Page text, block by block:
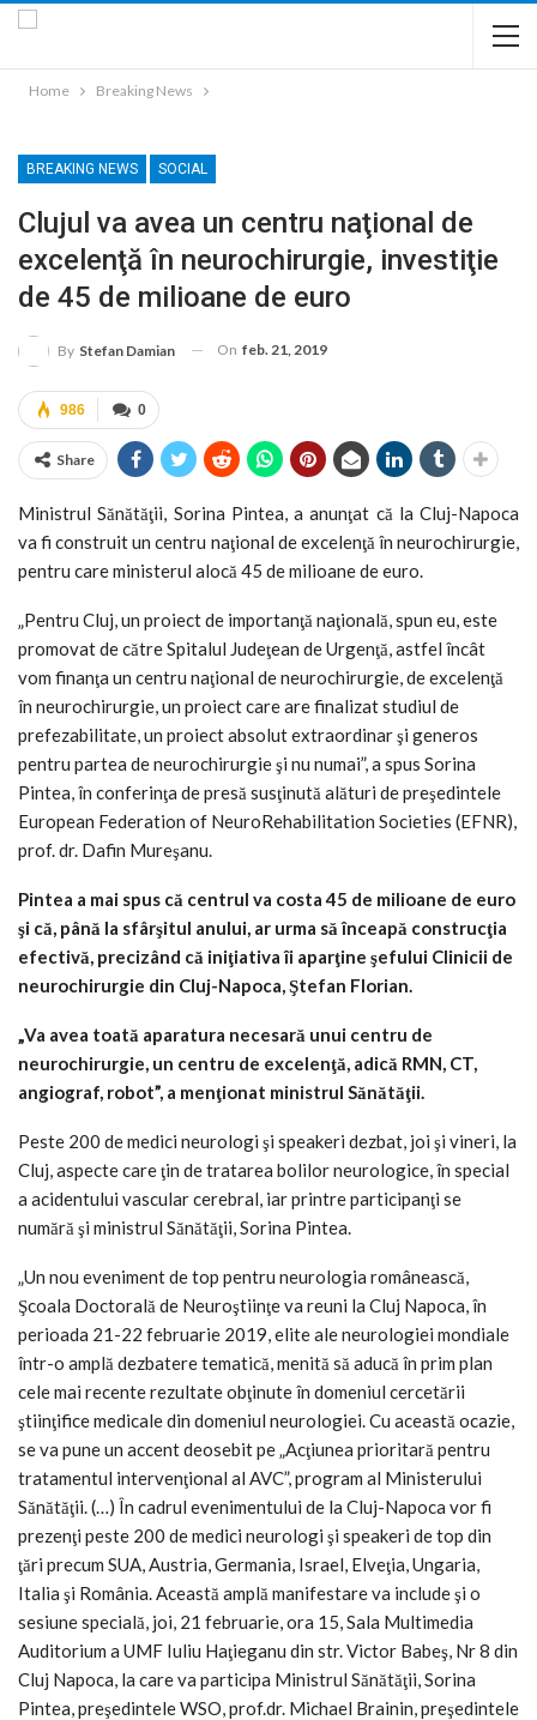
Home Breaking News
BREAKING NEWS SOCIAL
Clujul va avea un centru naţional de
excelenţă în neurochirurgie, investiţie
de 45 de milioane de euro
By Stefan Damian On feb. 21, 2019
0
986
Share
Ministrul Sănătăţii, Sorina Pintea, a anunţat că la Cluj-Napoca
va fi construit un centru naţional de excelenţă în neurochirurgie,
pentru care ministerul alocă 45 de milioane de euro.
„Pentru Cluj, un proiect de importanţă naţională, spun eu, este
promovat de către Spitalul Judeţean de Urgenţă, astfel încât
vom finanţa un centru naţional de neurochirurgie, de excelenţă
în neurochirurgie, un proiect care are finalizat studiul de
prefezabilitate, un proiect absolut extraordinar şi generos
pentru partea de neurochirurgie şi nu numai”, a spus Sorina
Pintea, în conferinţa de presă susţinută alături de preşedintele
European Federation of NeuroRehabilitation Societies (EFNR),
prof. dr. Dafin Mureşanu.
Pintea a mai spus că centrul va costa 45 de milioane de euro
şi că, până la sfârşitul anului, ar urma să înceapă construcţia
efectivă, precizând că iniţiativa îi aparţine şefului Clinicii de
neurochirurgie din Cluj-Napoca, Ştefan Florian.
„Va avea toată aparatura necesară unui centru de
neurochirurgie, un centru de excelenţă, adică RMN, CT,
angiograf, robot”, a menţionat ministrul Sănătăţii.
Peste 200 de medici neurologi şi speakeri dezbat, joi şi vineri, la
Cluj, aspecte care ţin de tratarea bolilor neurologice, în special
a acidentului vascular cerebral, iar printre participanţi se
numără şi ministrul Sănătăţii, Sorina Pintea.
„Un nou eveniment de top pentru neurologia românească,
Şcoala Doctorală de Neuroştiinţe va reuni la Cluj Napoca, în
perioada 21-22 februarie 2019, elite ale neurologiei mondiale
într-o amplă dezbatere tematică, menită să aducă în prim plan
cele mai recente rezultate obţinute în domeniul cercetării
ştiinţifice medicale din domeniul neurologiei. Cu această ocazie,
se va pune un accent deosebit pe „Acţiunea prioritară pentru
tratamentul intervenţional al AVC”, program al Ministerului
Sănătăţii. (…) În cadrul evenimentului de la Cluj-Napoca vor fi
prezenţi peste 200 de medici neurologi şi speakeri de top din
ţări precum SUA, Austria, Germania, Israel, Elveţia, Ungaria,
Italia şi România. Această amplă manifestare va include şi o
sesiune specială, joi, 21 februarie, ora 15, Sala Multimedia
Auditorium a UMF Iuliu Haţieganu din str. Victor Babeş, Nr 8 din
Cluj Napoca, la care va participa Ministrul Sănătăţii, Sorina
Pintea, preşedintele WSO, prof.dr. Michael Brainin, preşedintele